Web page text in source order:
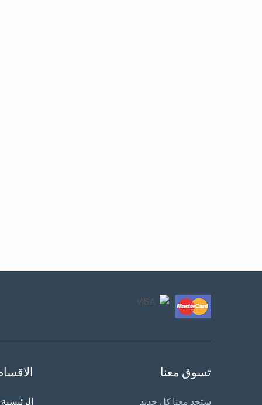
تسوق معنا
ستجد معنا كل جديد الرئيسية